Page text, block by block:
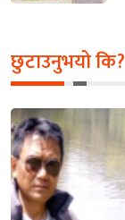
छुटाउनुभयो कि?